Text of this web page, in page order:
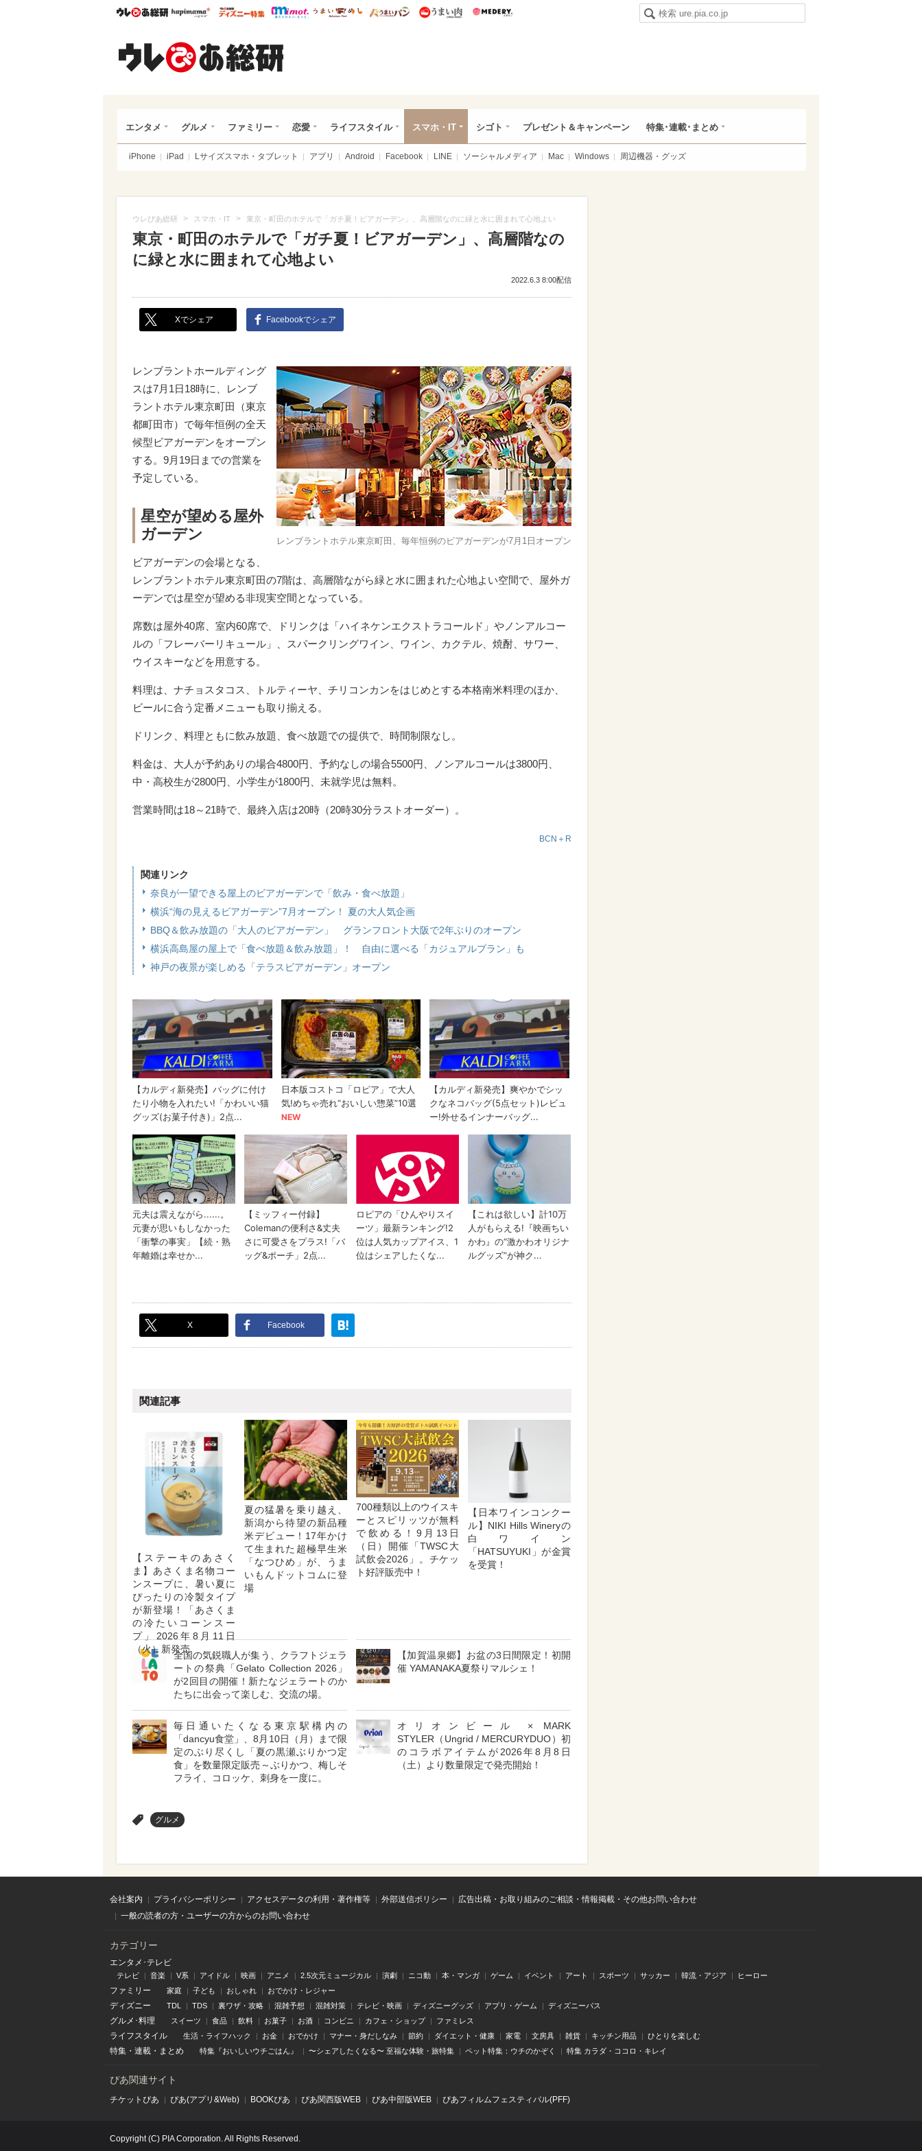
ウレぴあ総研ハピママ* ウレぴあ総研 ディズニー特集
mimot. うまいめし うまいパン うまい肉
エンタメ グルメ ファミリー 恋愛 ライフスタイル スマホ・IT シゴト プレゼント＆キャンペーン 特集･連載･まとめ
iPhone iPad Lサイズスマホ・タブレット アプリ Android Facebook LINE ソーシャルメディア Mac Windows 周辺機器・グッズ
ウレぴあ総研 > スマホ・IT > 東京・町田のホテルで「ガチ夏！ビアガーデン」、高層階なのに緑と水に囲まれて心地よい
東京・町田のホテルで「ガチ夏！ビアガーデン」、高層階なの
に緑と水に囲まれて心地よい
2022.6.3 8:00配信
Xでシェア Facebookでシェア
レンブラントホテル東京町田、毎年恒例のビアガーデンが7月1日オープン
レンブラントホールディング
スは7月1日18時に、レンブ
ラントホテル東京町田（東京
都町田市）で毎年恒例の全天
候型ビアガーデンをオープン
する。9月19日までの営業を
予定している。
星空が望める屋外
ガーデン
ビアガーデンの会場となる、
レンブラントホテル東京町田の7階は、高層階ながら緑と水に囲まれた心地よい空間で、屋外ガ
ーデンでは星空が望める非現実空間となっている。
席数は屋外40席、室内60席で、ドリンクは「ハイネケンエクストラコールド」やノンアルコー
ルの「フレーバーリキュール」、スパークリングワイン、ワイン、カクテル、焼酎、サワー、
ウイスキーなどを用意する。
料理は、ナチョスタコス、トルティーヤ、チリコンカンをはじめとする本格南米料理のほか、
ビールに合う定番メニューも取り揃える。
ドリンク、料理ともに飲み放題、食べ放題での提供で、時間制限なし。
料金は、大人が予約ありの場合4800円、予約なしの場合5500円、ノンアルコールは3800円、
中・高校生が2800円、小学生が1800円、未就学児は無料。
営業時間は18～21時で、最終入店は20時（20時30分ラストオーダー）。
BCN＋R
関連リンク
奈良が一望できる屋上のビアガーデンで「飲み・食べ放題」
横浜“海の見えるビアガーデン”7月オープン！ 夏の大人気企画
BBQ＆飲み放題の「大人のビアガーデン」 グランフロント大阪で2年ぶりのオープン
横浜高島屋の屋上で「食べ放題＆飲み放題」！ 自由に選べる「カジュアルプラン」も
神戸の夜景が楽しめる「テラスビアガーデン」オープン
X Facebook
関連記事
【ステーキのあさく
ま】あさくま名物コー
ンスープに、暑い夏に
ぴったりの冷製タイプ
が新登場！「あさくま
の冷たいコーンスー
プ」2026年8月11日
（火）新発売
夏の猛暑を乗り越え、
新潟から待望の新品種
米デビュー！17年かけ
て生まれた超極早生米
「なつひめ」が、うま
いもんドットコムに登
場
700種類以上のウイスキ
ーとスピリッツが無料
で飲める！9月13日
（日）開催「TWSC大
試飲会2026」。チケッ
ト好評販売中！
【日本ワインコンクー
ル】NIKI Hills Wineryの
白ワイン
「HATSUYUKI」が金賞
を受賞！
全国の気鋭職人が集う、クラフトジェラ
ートの祭典「Gelato Collection 2026」
が2回目の開催！新たなジェラートのか
たちに出会って楽しむ、交流の場。
【加賀温泉郷】お盆の3日間限定！初開
催 YAMANAKA夏祭りマルシェ！
毎日通いたくなる東京駅構内の
「dancyu食堂」、8月10日（月）まで限
定のぶり尽くし「夏の黒瀬ぶりかつ定
食」を数量限定販売～ぶりかつ、梅しそ
フライ、コロッケ、刺身を一度に。
オリオンビール × MARK
STYLER（Ungrid / MERCURYDUO）初
のコラボアイテムが2026年8月8日
（土）より数量限定で発売開始！
グルメ
会社案内 プライバシーポリシー アクセスデータの利用・著作権等 外部送信ポリシー
広告出稿・お取り組みのご相談・情報掲載・その他お問い合わせ
一般の読者の方・ユーザーの方からのお問い合わせ
カテゴリー
エンタメ･テレビ
テレビ 音楽 V系 アイドル 映画 アニメ 2.5次元ミュージカル 演劇 ニコ動 本・マンガ ゲーム イベント アート スポーツ サッカー 韓流・アジア ヒーロー
ファミリー 家庭 子ども おしゃれ おでかけ・レジャー
ディズニー TDL TDS 裏ワザ・攻略 混雑予想 混雑対策 テレビ・映画 ディズニーグッズ アプリ・ゲーム ディズニーパス
グルメ･料理 スイーツ 食品 飲料 お菓子 お酒 コンビニ カフェ・ショップ ファミレス
ライフスタイル 生活・ライフハック お金 おでかけ マナー・身だしなみ 節約 ダイエット・健康 家電 文房具 雑貨 キッチン用品 ひとりを楽しむ
特集 ・ 連載 ・ まとめ 特集『おいしいウチごはん』 〜シェアしたくなる〜 至福な体験・旅特集 ペット特集：ウチのかぞく 特集 カラダ・ココロ・キレイ
ぴあ関連サイト
チケットぴあ ぴあ(アプリ&Web) BOOKぴあ ぴあ関⻄版WEB ぴあ中部版WEB ぴあフィルムフェスティバル(PFF)
Copyright (C) PIA Corporation. All Rights Reserved.